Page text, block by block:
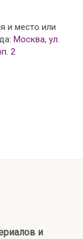
и место или
Москва, ул.
2
и